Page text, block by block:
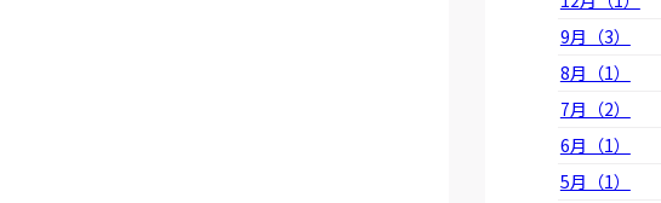
9月（3）
8月（1）
7月（2）
6月（1）
5月（1）